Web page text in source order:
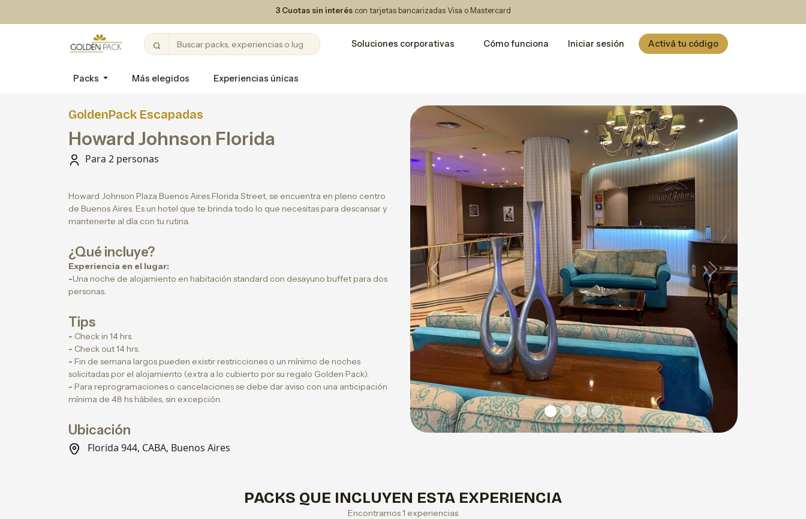
3 Cuotas sin interés con tarjetas bancarizadas Visa o Mastercard
Soluciones corporativas Cómo funciona Iniciar sesión Activá tu código
Packs Más elegidos Experiencias únicas
GoldenPack Escapadas
Howard Johnson Florida
Para 2 personas
Howard Johnson Plaza Buenos Aires Florida Street, se encuentra en pleno centro
de Buenos Aires. Es un hotel que te brinda todo lo que necesitas para descansar y
mantenerte al día con tu rutina.
¿Qué incluye?
Experiencia en el lugar:
-Una noche de alojamiento en habitación standard con desayuno buffet para dos
personas.
Tips
- Check in 14 hrs.
- Check out 14 hrs.
- Fin de semana largos pueden existir restricciones o un mínimo de noches
solicitadas por el alojamiento (extra a lo cubierto por su regalo Golden Pack).
- Para reprogramaciones o cancelaciones se debe dar aviso con una anticipación
mínima de 48 hs hábiles, sin excepción.
Ubicación
Florida 944, CABA, Buenos Aires
Previous Next
PACKS QUE INCLUYEN ESTA EXPERIENCIA
Encontramos 1 experiencias